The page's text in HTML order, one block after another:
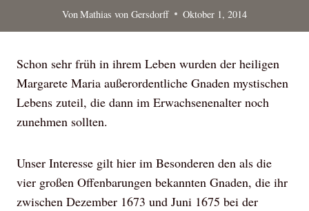
Von Mathias von Gersdorff Oktober 1, 2014
Schon sehr früh in ihrem Leben wurden der heiligen
Margarete Maria außerordentliche Gnaden mystischen
Lebens zuteil, die dann im Erwachsenenalter noch
zunehmen sollten.
Unser Interesse gilt hier im Besonderen den als die
vier großen Offenbarungen bekannten Gnaden, die ihr
zwischen Dezember 1673 und Juni 1675 bei der